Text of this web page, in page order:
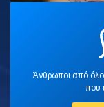
Άνθρωποι από όλο
που